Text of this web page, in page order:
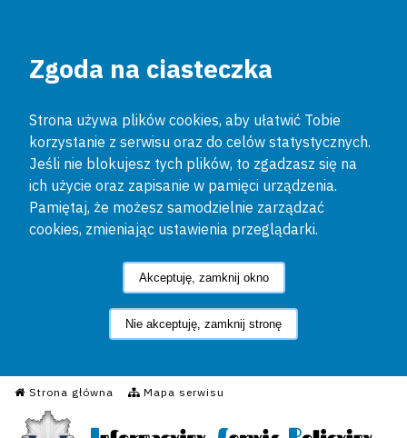
Zgoda na ciasteczka
Strona używa plików cookies, aby ułatwić Tobie
korzystanie z serwisu oraz do celów statystycznych.
Jeśli nie blokujesz tych plików, to zgadzasz się na
ich użycie oraz zapisanie w pamięci urządzenia.
Pamiętaj, że możesz samodzielnie zarządzać
cookies, zmieniając ustawienia przeglądarki.
Akceptuję, zamknij okno
Nie akceptuję, zamknij stronę
Strona główna Mapa serwisu
Informacyjny Serwis